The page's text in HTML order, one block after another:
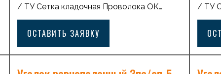
/ ТУ Сетка кладочная Проволока ОК
оцинкованная Лист горячекатаный с
рифлением Лист горячекатаный
стальная двутавровая Лист просечно-
ОСТАВИТЬ ЗАЯВКУ
/ ТУ